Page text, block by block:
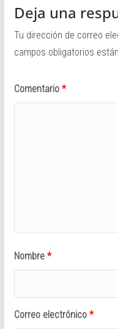
Deja una
Tu dirección de correo
campos obligatorios
Comentario *
Nombre *
Correo electrónico *